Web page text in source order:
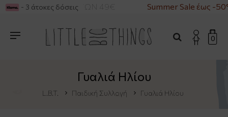
ΑΓΟΡΕΣ ΑΝΩ ΤΩΝ 49€ Summer Sale έως -50%
- 3 άτοκες δόσεις
0
Γυαλιά Ηλίου
L.B.T. Παιδική Συλλογή Γυαλιά Ηλίου